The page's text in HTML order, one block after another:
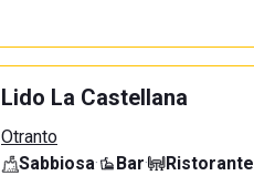
Lido La Castellana
Otranto
Sabbiosa· Bar· Ristorante